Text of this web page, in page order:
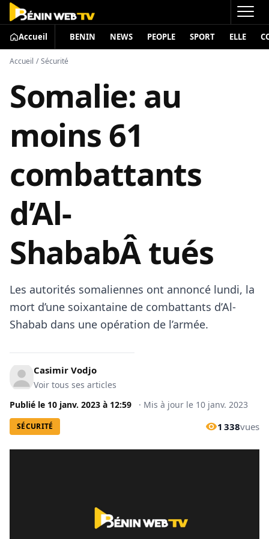
Accueil BENIN NEWS PEOPLE SPORT ELLE
Accueil / Sécurité
Somalie: au
moins 61
combattants
d’Al-
ShababÂ tués
Les autorités somaliennes ont annoncé lundi, la
mort d’une soixantaine de combattants d’Al-
Shabab dans une opération de l’armée.
Casimir Vodjo
Voir tous ses articles
Publié le 10 janv. 2023 à 12:59 · Mis à jour le 10 janv. 2023
SÉCURITÉ 1 338vues